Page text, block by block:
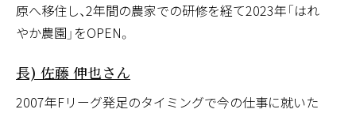
原へ移住し、2年間の農家での研修を経て2023年「はれ
やか農園」をOPEN。
働く人々
長) 佐藤 伸也さん
2007年Fリーグ発足のタイミングで今の仕事に就いた